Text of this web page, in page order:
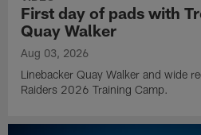
First day of pads with
Quay Walker
Aug 03, 2026
Linebacker Quay Walker and wide
Raiders 2026 Training Camp.